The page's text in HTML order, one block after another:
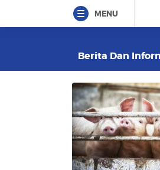
MENU
Berita Dan